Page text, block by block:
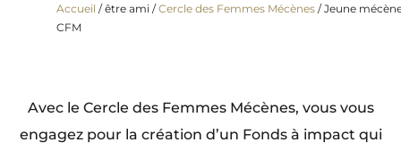
Accueil / être ami /Cercle des Femmes Mécènes/Jeune
CFM
Avec le Cercle des Femmes Mécènes, vous vous
engagez pour la création d’un Fonds à impact qui